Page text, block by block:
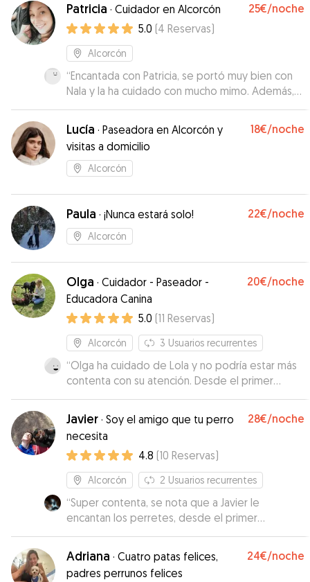
Patricia · Cuidador en Alcorcón 25€/noche
5.0 (4 Reservas)
Alcorcón
“Encantada con Patricia, se portó muy bien con
Nala y la ha cuidado con mucho mimo. Además,
Nalita disfrutó mucho con ellos. Muy
recomendado
Lucía · Paseadora en Alcorcón y
visitas a domicilio
18€/noche
Alcorcón
Paula · ¡Nunca estará solo! 22€/noche
Alcorcón
Olga · Cuidador - Paseador -
Educadora Canina
20€/noche
5.0 (11 Reservas)
Alcorcón 3 Usuarios recurrentes
“Olga ha cuidado de Lola y no podría estar más
contenta con su atención. Desde el primer
momento fue muy amable, comunicativa y
cariñosa con ella. Me mantuvo al tanto en todo
momento con fotos y mensajes, lo que me dio
mucha tranquilidad. Al recoger a Lola, estaba
feliz y tranquila, se notaba que había estado en
muy buenas manos. ¡Repetiré sin duda! Muy
recomendable :)”
Javier · Soy el amigo que tu perro
necesita
28€/noche
4.8 (10 Reservas)
Alcorcón 2 Usuarios recurrentes
“Super contenta, se nota que a Javier le
encantan los perretes, desde el primer
momento Randall hizo buenas migas, el cariño
fue mutuo. Seguro que Randall se quedara mas
veces con el. Muchas gracias Javi, por demostrar
tanto cariño con nuestro perretin.
Adriana · Cuatro patas felices,
padres perrunos felices
24€/noche